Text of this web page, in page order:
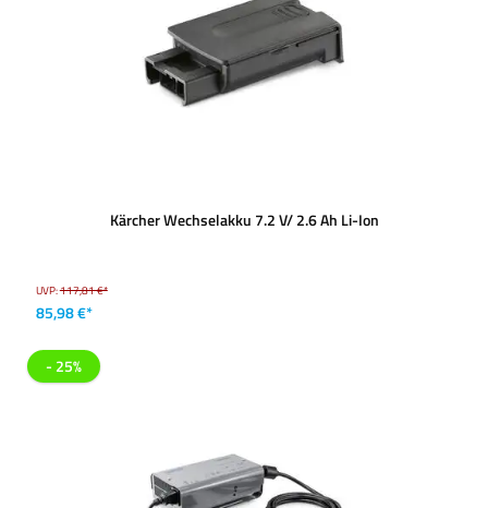
Kärcher Wechselakku 7.2 V/ 2.6 Ah Li-Ion
UVP:117,81 €*
85,98 €*
- 25%